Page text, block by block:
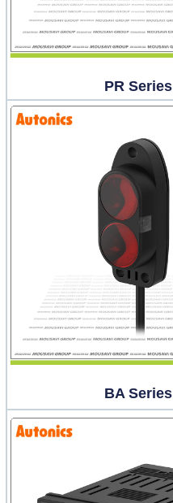
PR Series
BA Series